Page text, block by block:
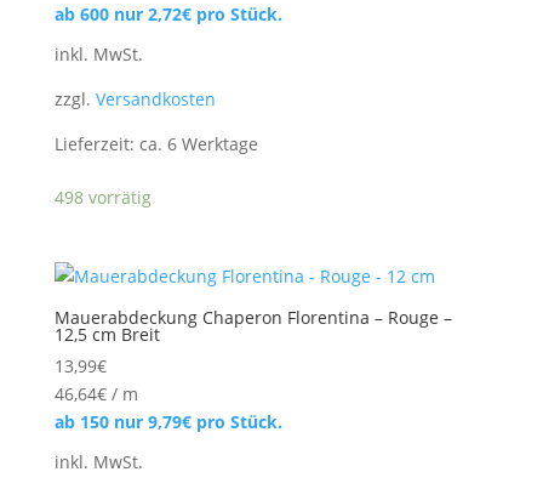
ab 600 nur 2,72€pro Stück.
inkl. MwSt.
zzgl. Versandkosten
Lieferzeit: ca. 6 Werktage
498 vorrätig
Mauerabdeckung Chaperon Florentina – Rouge –
12,5 cm Breit
13,99€
46,64€/ m
ab 150 nur 9,79€pro Stück.
inkl. MwSt.